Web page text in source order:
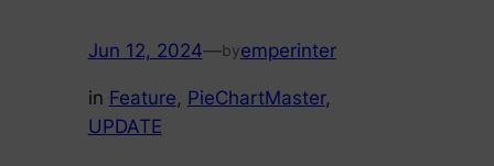
Jun 12, 2024—byemperinter
in Feature, PieChartMaster
UPDATE